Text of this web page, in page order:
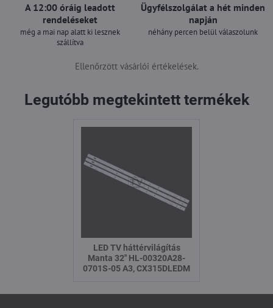
A 12:00 óráig leadott
rendeléseket
még a mai nap alatt ki lesznek
szállítva
Ügyfélszolgálat a hét minden
napján
néhány percen belül válaszolunk
Ellenőrzött vásárlói értékelések.
Legutóbb megtekintett termékek
LED TV háttérvilágítás
Manta 32" HL-00320A28-
0701S-05 A3, CX315DLEDM